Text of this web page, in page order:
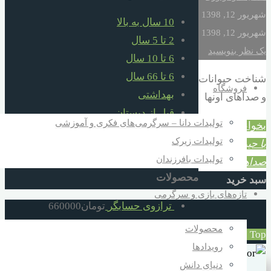
فروشگاه
تولیدات دانا – سرگرمی‌های فکری و آموزشی
تولیدات زیرک
تولیدات بافرزندان
تازه‌های بازی و سرگرمی
محصولات
رویدادها
دنیای دانش
شهریور 12, 1398
شهریور 12, 1398
یک نظر بنویسید
شناخت حیوانات
و صداهای اونها
بخوانید... "آشنائی
با حیوانات و
صداهایشان ."
10 سال به بالا
2 تا 5 سال
6 تا 10 سال
6 تا 66 سال
بهداشتی
قبل از دبستان
کمک آموزشی
هدایا برای مدارس مساجد مهدها ارگانها
محصولات
ترازوی حسابگر تومان660000
سبد خرید
Back to Top